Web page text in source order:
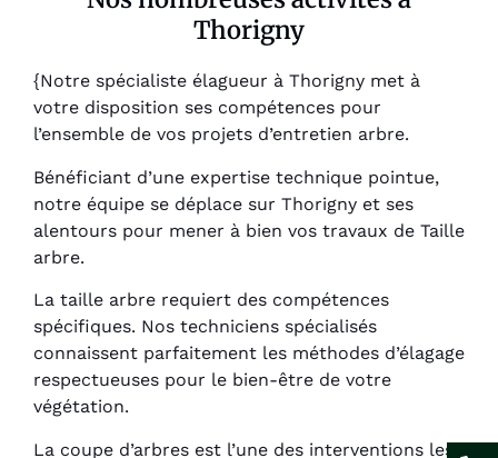
Thorigny
{Notre spécialiste élagueur à Thorigny met à
votre disposition ses compétences pour
l’ensemble de vos projets d’entretien arbre.
Bénéficiant d’une expertise technique pointue,
notre équipe se déplace sur Thorigny et ses
alentours pour mener à bien vos travaux de Taille
arbre.
La taille arbre requiert des compétences
spécifiques. Nos techniciens spécialisés
connaissent parfaitement les méthodes d’élagage
respectueuses pour le bien-être de votre
végétation.
La coupe d’arbres est l’une des interventions les